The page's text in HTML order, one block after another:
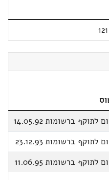
121
לתוקף ברשומות 14.05.92
לתוקף ברשומות 23.12.93
לתוקף ברשומות 11.06.95